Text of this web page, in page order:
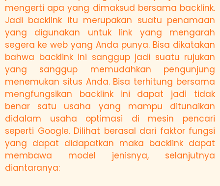
mengerti apa yang dimaksud bersama backlink.
Jadi backlink itu merupakan suatu penamaan
yang digunakan untuk link yang mengarah
segera ke web yang Anda punya. Bisa dikatakan
bahwa backlink ini sanggup jadi suatu rujukan
yang sanggup memudahkan pengunjung
menemukan situs Anda. Bisa terhitung bersama
mengfungsikan backlink ini dapat jadi tidak
benar satu usaha yang mampu ditunaikan
didalam usaha optimasi di mesin pencari
seperti Google. Dilihat berasal dari faktor fungsi
yang dapat didapatkan maka backlink dapat
membawa model jenisnya, selanjutnya
diantaranya: